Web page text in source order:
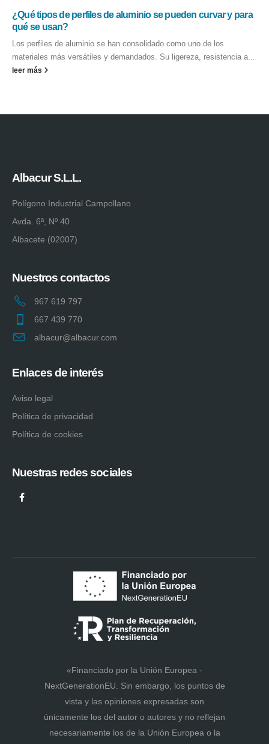
¿Qué tipos de perfiles de aluminio se pueden curvar y para
qué se usan?
Los perfiles de aluminio se han consolidado como uno de los
materiales más versátiles y demandados. Su ligereza, resistencia a...
leer más
Albacur S.L.L.
Polígono Industrial Campollano
Avda. 6ª, Nº 40
Albacete (02007)
Nuestros contactos
967 619 797
667 439 770
albacur@albacur.com
Enlaces de interés
Aviso legal
Política de privacidad
Política de cookies
Nuestras redes sociales
«Financiado por la Unión Europea -
NextGenerationEU. Sin embargo, los puntos de
vista y las opiniones expresadas son
únicamente los del autor o autores y no reflejan
necesariamente los de la Unión Europea o la